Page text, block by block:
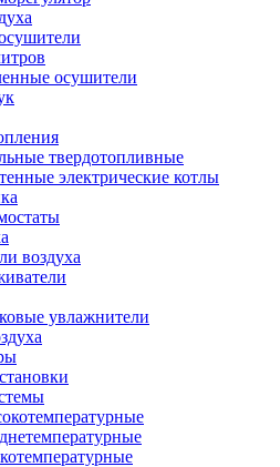
осушители
твердотопливные
электрические котлы
воздуха
увлажнители